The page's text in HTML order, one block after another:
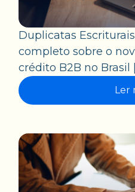
Duplicatas
completo sobre o
crédito B2B no Brasil
Ler